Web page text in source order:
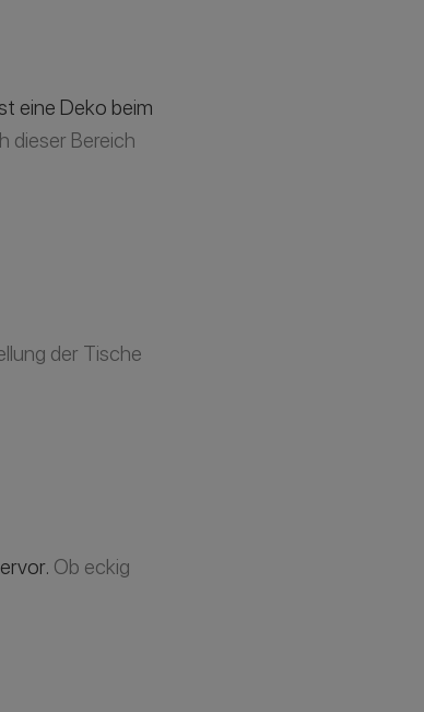
eine Deko beim
dieser Bereich
der Tische
Ob eckig